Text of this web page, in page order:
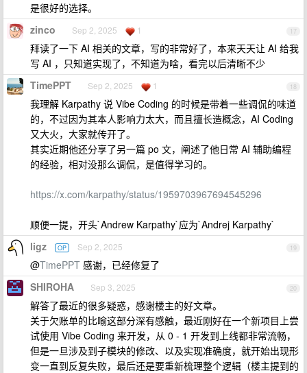
是很好的选择。
17
zinco Sep 2, 2025 1
拜读了一下 AI 相关的文章，写的非常好了，本来天天让 AI 给我
写 AI ，只知道实现了，不知道为啥，看完以后清晰不少
18
TimePPT Sep 2, 2025 1
我理解 Karpathy 说 Vibe Coding 的时候是带着一些调侃的味道
的，不过因为其本人影响力太大，而且擅长造概念，AI Coding
又大火，大家就传开了。
其实近期他还分享了另一篇 po 文，阐述了他日常 AI 辅助编程
的经验，相对没那么调侃，是值得学习的。
https://x.com/karpathy/status/1959703967694545296
顺便一提，开头`Andrew Karpathy`应为`Andrej Karpathy`
19
ligz OP Sep 2, 2025
@TimePPT 感谢，已经修复了
20
SHIROHA Sep 3, 2025
解答了最近的很多疑惑，感谢楼主的好文章。
关于欠账单的比喻这部分深有感触，最近刚好在一个新项目上尝
试使用 Vibe Coding 来开发，从 0 - 1 开发到上线都非常流畅，
但是一旦涉及到子模块的修改、以及实现准确度，就开始出现形
变一直到反复失败，最后还是要重新梳理整个逻辑（楼主提到的